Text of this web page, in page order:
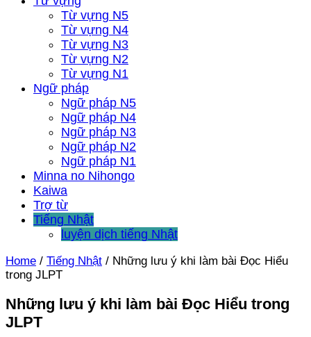
Từ vựng N5
Từ vựng N4
Từ vựng N3
Từ vựng N2
Từ vựng N1
Ngữ pháp
Ngữ pháp N5
Ngữ pháp N4
Ngữ pháp N3
Ngữ pháp N2
Ngữ pháp N1
Minna no Nihongo
Kaiwa
Trợ từ
Tiếng Nhật
luyện dịch tiếng Nhật
Home / Tiếng Nhật / Những lưu ý khi làm bài Đọc Hiểu
trong JLPT
Những lưu ý khi làm bài Đọc Hiểu trong
JLPT